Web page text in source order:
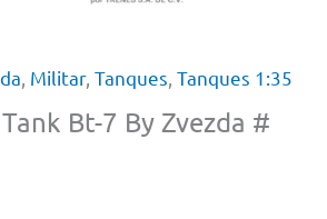
, Militar, Tanques, Tanques 1:35
Bt-7 By Zvezda #